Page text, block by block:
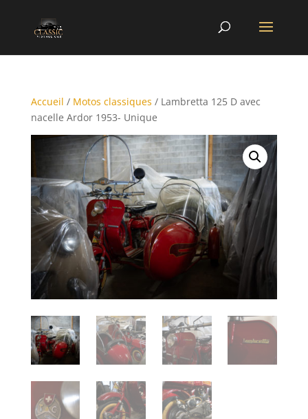
Accueil / Motos classiques / Lambretta 125 D avec
nacelle Ardor 1953- Unique